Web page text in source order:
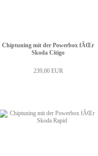
Chiptuning mit der Powerbox fÃŒr
Skoda Citigo
239,00 EUR